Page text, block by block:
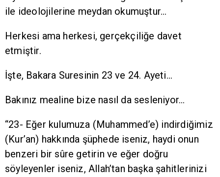
ile ideolojilerine meydan okumuştur…
Herkesi ama herkesi, gerçekçiliğe davet
etmiştir.
İşte, Bakara Suresinin 23 ve 24. Ayeti...
Bakınız mealine bize nasıl da sesleniyor…
“23- Eğer kulumuza (Muhammed’e) indirdiğimiz
(Kur’an) hakkında şüphede iseniz, haydi onun
benzeri bir sûre getirin ve eğer doğru
söyleyenler iseniz, Allah’tan başka şahitlerinizi